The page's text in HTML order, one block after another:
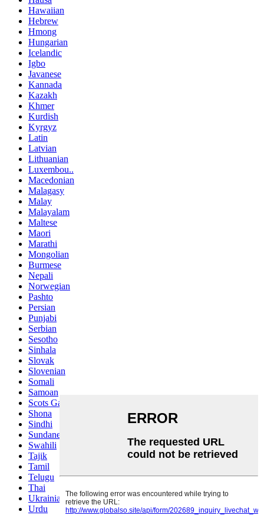
Hawaiian
Hebrew
Hmong
Hungarian
Icelandic
Igbo
Javanese
Kannada
Kazakh
Khmer
Kurdish
Kyrgyz
Latin
Latvian
Lithuanian
Luxembou..
Macedonian
Malagasy
Malay
Malayalam
Maltese
Maori
Marathi
Mongolian
Burmese
Nepali
Norwegian
Pashto
Persian
Punjabi
Serbian
Sesotho
Sinhala
Slovak
Slovenian
Somali
Samoan
Scots Gaelic
Shona
Sindhi
Sundanese
Swahili
Tajik
Tamil
Telugu
Thai
Ukrainian
Urdu